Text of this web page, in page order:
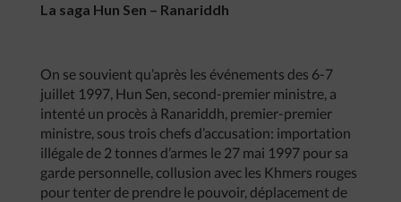
La saga Hun Sen – Ranariddh
On se souvient qu’après les événements des 6-7
juillet 1997, Hun Sen, second-premier ministre, a
intenté un procès à Ranariddh, premier-premier
ministre, sous trois chefs d’accusation: importation
illégale de 2 tonnes d’armes le 27 mai 1997 pour sa
garde personnelle, collusion avec les Khmers rouges
pour tenter de prendre le pouvoir, déplacement de